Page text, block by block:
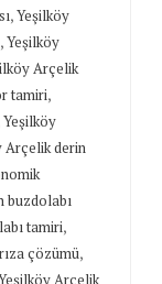
,Yeşilköy
,Yeşilköy
Arçelik
tamiri,
Yeşilköy
Arçelik derin
buzdolabı
tamiri,
çözümü,
Arçelik